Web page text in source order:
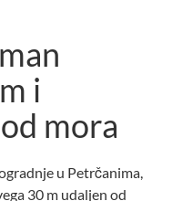
i
mora
u Petrčanima,
30 m udaljen od